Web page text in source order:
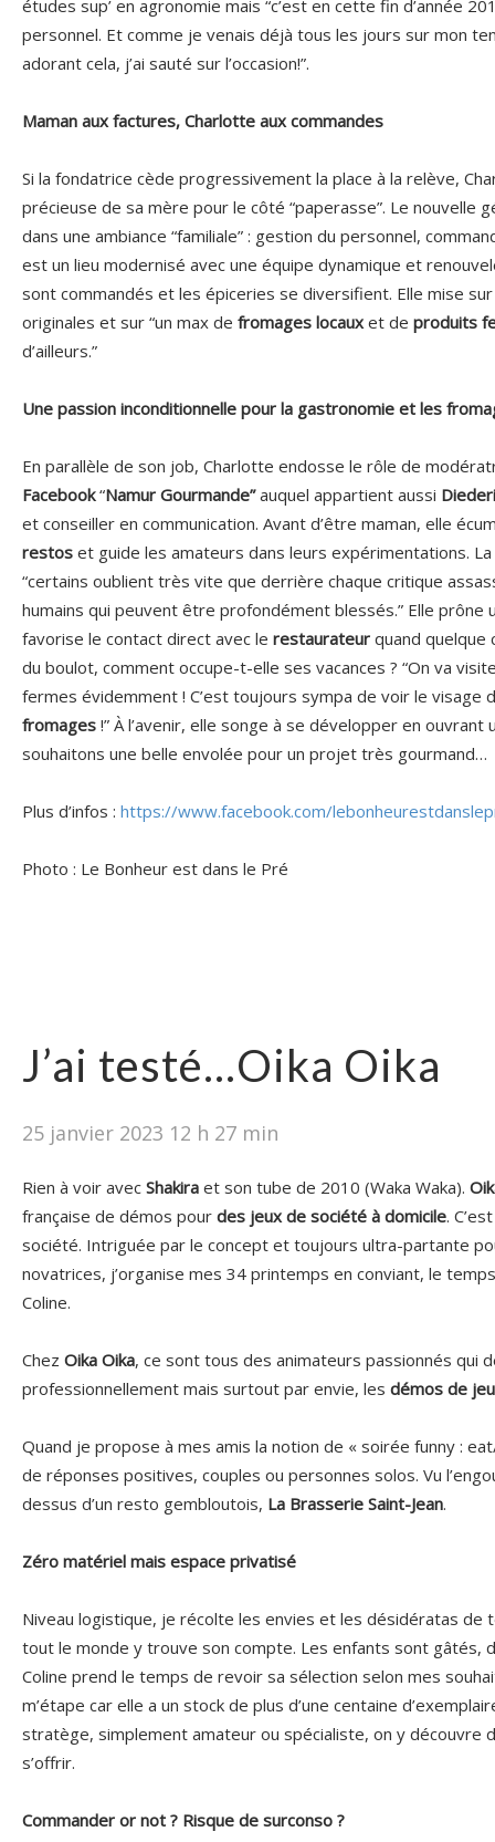
études sup’ en agronomie mais “c’est en cette fin d’année
personnel. Et comme je venais déjà tous les jours sur mon
adorant cela, j’ai sauté sur l’occasion!”.
Maman aux factures, Charlotte aux commandes
Si la fondatrice cède progressivement la place à la relève,
précieuse de sa mère pour le côté “paperasse”. Le
dans une ambiance “familiale” : gestion du personnel,
est un lieu modernisé avec une équipe dynamique et
sont commandés et les épiceries se diversifient. Elle mise
originales et sur “un max de fromages locauxet de produits
d’ailleurs.”
Une passion inconditionnelle pour la gastronomie et les
En parallèle de son job, Charlotte endosse le rôle de
Facebook“Namur Gourmande”auquel appartient aussi
et conseiller en communication. Avant d’être maman, elle
restos et guide les amateurs dans leurs expérimentations. La
“certains oublient très vite que derrière chaque critique
humains qui peuvent être profondément blessés.” Elle prône
favorise le contact direct avec le restaurateur quand quelque
du boulot, comment occupe-t-elle ses vacances ? “On va
fermes évidemment ! C’est toujours sympa de voir le visage
fromages !” À l’avenir, elle songe à se développer en
souhaitons une belle envolée pour un projet très gourmand…
Plus d’infos : https://www.facebook.com/
Photo : Le Bonheur est dans le Pré
J’ai testé…Oika Oika
25 janvier 2023 12 h 27 min
Rien à voir avec Shakira et son tube de 2010 (Waka Waka).
française de démos pour des jeux de société à domicile.
société. Intriguée par le concept et toujours ultra-partante
novatrices, j’organise mes 34 printemps en conviant, le
Coline.
Chez Oika Oika, ce sont tous des animateurs passionnés qui
professionnellement mais surtout par envie, les démos de
Quand je propose à mes amis la notion de « soirée funny :
de réponses positives, couples ou personnes solos. Vu
dessus d’un resto gembloutois, La Brasserie Saint-Jean.
Zéro matériel mais espace privatisé
Niveau logistique, je récolte les envies et les désidératas de
tout le monde y trouve son compte. Les enfants sont gâtés,
Coline prend le temps de revoir sa sélection selon mes
m’étape car elle a un stock de plus d’une centaine
stratège, simplement amateur ou spécialiste, on y découvre
s’offrir.
Commander or not ? Risque de surconso ?